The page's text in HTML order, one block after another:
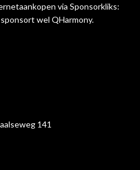
via Sponsorkliks:
wel QHarmony.
141